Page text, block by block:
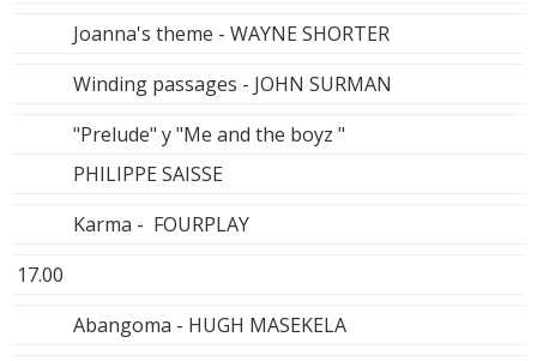
Joanna's theme - WAYNE SHORTER
Winding passages - JOHN SURMAN
"Prelude" y "Me and the boyz "
PHILIPPE SAISSE
Karma - FOURPLAY
17.00
Abangoma - HUGH MASEKELA